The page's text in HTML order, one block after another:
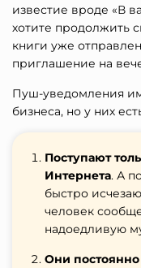
известие вроде «В
хотите продолжить
книги уже
приглашение на
Пуш-уведомления
бизнеса, но у них
Поступают
Интернета. А
быстро
человек
надоедливую
Они